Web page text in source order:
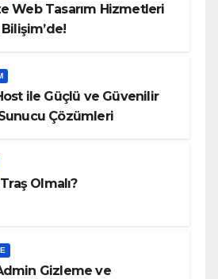
Web Tasarım Hizmetleri
ile Güçlü ve Güvenilir
Çözümleri
Traş Olmalı?
Gizleme ve